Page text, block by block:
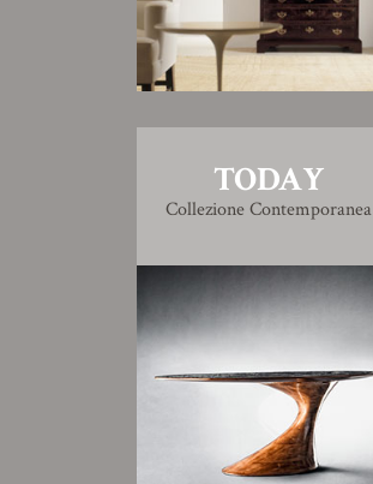
TODAY
Collezione Contemporanea